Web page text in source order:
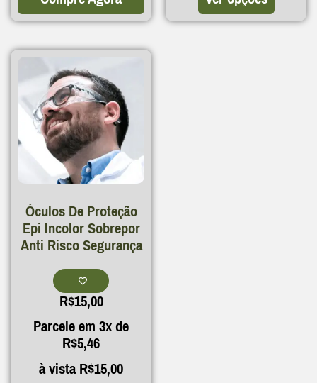
Óculos De Proteção
Epi Incolor Sobrepor
Anti Risco Segurança
R$15,00
Parcele em 3x de
R$5,46
à vistaR$15,00